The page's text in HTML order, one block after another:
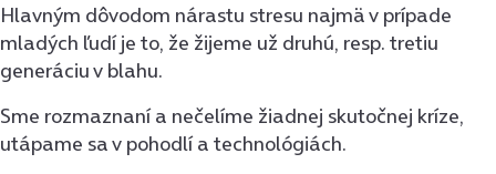
Hlavným dôvodom nárastu stresu najmä v prípade
mladých ľudí je to, že žijeme už druhú, resp. tretiu
generáciu v blahu.
Sme rozmaznaní a nečelíme žiadnej skutočnej kríze,
utápame sa v pohodlí a technológiách.